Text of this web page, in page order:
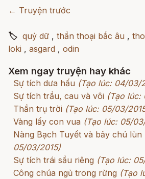
← Truyện trước
🏷 quỷ dữ , thần thoại bắc âu ,
loki , asgard , odin
Xem ngay truyện hay khác
Sự tích dưa hấu (Tạo lúc: 04/03/
Sự tích trầu, cau và vôi (Tạo lúc:
Thần trụ trời (Tạo lúc: 05/03/
Vàng lấy con vua (Tạo lúc: 05/
Nàng Bạch Tuyết và bảy chú lùn
05/03/2015)
Sự tích trái sầu riêng (Tạo lúc:
Công chúa ngủ trong rừng (Tạo